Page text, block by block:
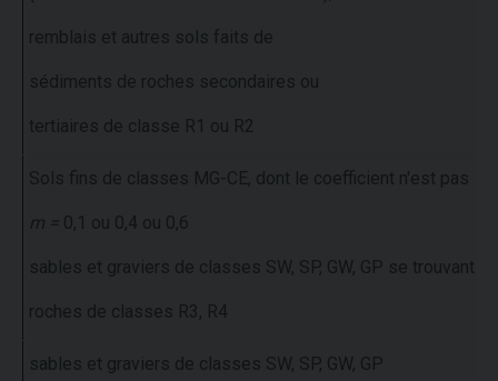
remblais et autres sols faits de
sédiments de roches secondaires ou
tertiaires de classe R1 ou R2
Sols fins de classes MG-CE, dont le coefficient n'est pas
m = 0,1 ou 0,4 ou 0,6
sables et graviers de classes SW, SP, GW, GP se trouvant
roches de classes R3, R4
sables et graviers de classes SW, SP, GW, GP